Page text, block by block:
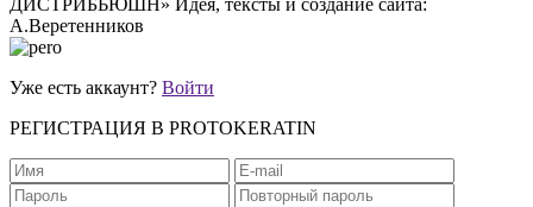
А.Веретенников
Уже есть аккаунт? Войти
РЕГИСТРАЦИЯ В PROTOKERATIN